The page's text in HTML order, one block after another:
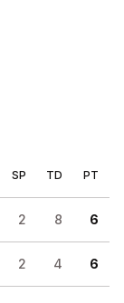
SP TD PT
2 8 6
2 4 6